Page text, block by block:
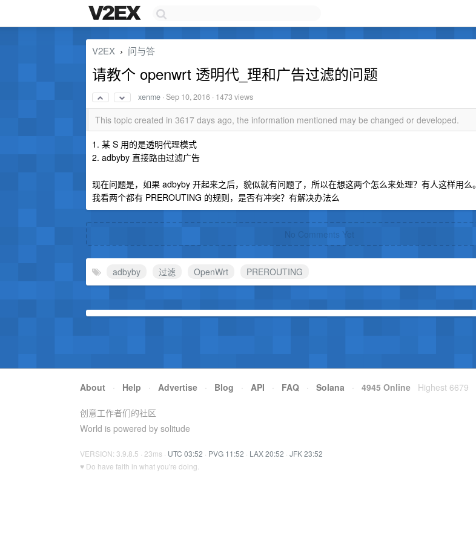
V2EX › 问与答
请教个 openwrt 透明代_理和广告过滤的问题
xenme ·Sep 10, 2016 · 1473 views
This topic created in 3617 days ago, the information mentioned may be changed or developed.
1. 某 S 用的是透明代理模式
2. adbyby 直接路由过滤广告
现在问题是，如果 adbyby 开起来之后，貌似就有问题了，所以在想这两个怎么来处理？有人这样用么。
我看两个都有 PREROUTING 的规则，是否有冲突？有解决办法么
No Comments Yet
adbyby 过滤 OpenWrt PREROUTING
About · Help · Advertise · Blog · API · FAQ · Solana · 4945 Online Highest 6679
创意工作者们的社区
World is powered by solitude
VERSION: 3.9.8.5 · 23ms · UTC 03:52 · PVG 11:52 · LAX 20:52 · JFK 23:52
♥ Do have faith in what you're doing.